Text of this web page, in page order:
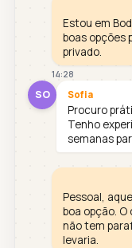
Estou em
boas opções
privado.
14:28
SO Sofia
Procuro
Tenho
semanas
Pessoal,
boa opção.
não tem
levaria.